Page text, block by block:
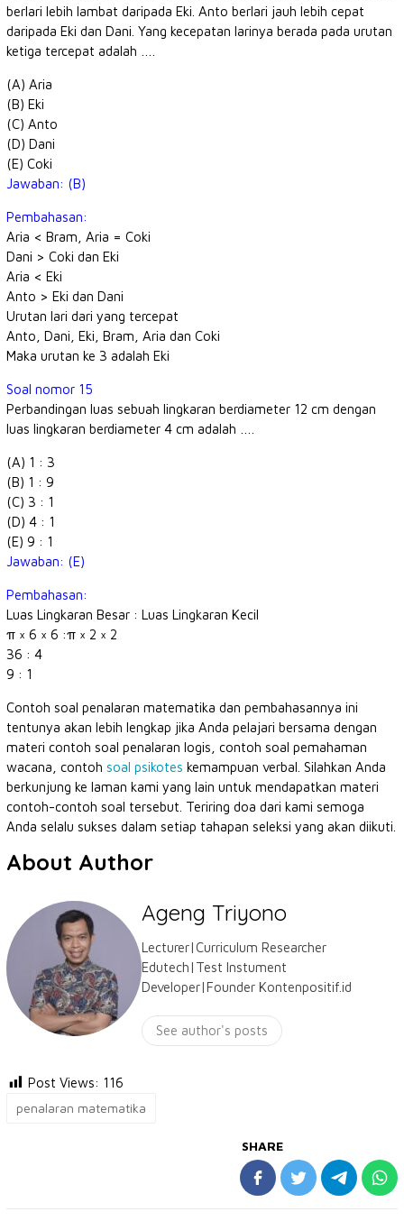
berlari lebih lambat daripada Eki. Anto berlari jauh lebih cepat
daripada Eki dan Dani. Yang kecepatan larinya berada pada urutan
ketiga tercepat adalah ….
(A) Aria
(B) Eki
(C) Anto
(D) Dani
(E) Coki
Jawaban: (B)
Pembahasan:
Aria < Bram, Aria = Coki
Dani > Coki dan Eki
Aria < Eki
Anto > Eki dan Dani
Urutan lari dari yang tercepat
Anto, Dani, Eki, Bram, Aria dan Coki
Maka urutan ke 3 adalah Eki
Soal nomor 15
Perbandingan luas sebuah lingkaran berdiameter 12 cm dengan
luas lingkaran berdiameter 4 cm adalah ….
(A) 1 : 3
(B) 1 : 9
(C) 3 : 1
(D) 4 : 1
(E) 9 : 1
Jawaban: (E)
Pembahasan:
Luas Lingkaran Besar : Luas Lingkaran Kecil
π × 6 × 6 :π × 2 × 2
36 : 4
9 : 1
Contoh soal penalaran matematika dan pembahasannya ini
tentunya akan lebih lengkap jika Anda pelajari bersama dengan
materi contoh soal penalaran logis, contoh soal pemahaman
wacana, contoh soal psikotes kemampuan verbal. Silahkan Anda
berkunjung ke laman kami yang lain untuk mendapatkan materi
contoh-contoh soal tersebut. Teriring doa dari kami semoga
Anda selalu sukses dalam setiap tahapan seleksi yang akan diikuti.
About Author
Ageng Triyono
Lecturer|Curriculum Researcher
Edutech|Test Instument
Developer|Founder Kontenpositif.id
See author's posts
Post Views: 116
penalaran matematika
SHARE